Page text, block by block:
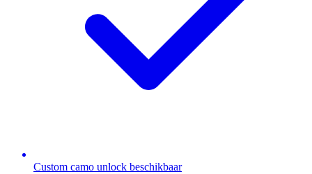
Custom camo unlock beschikbaar